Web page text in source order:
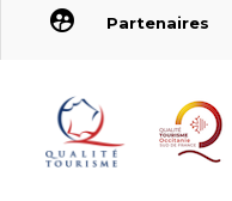
Partenaires